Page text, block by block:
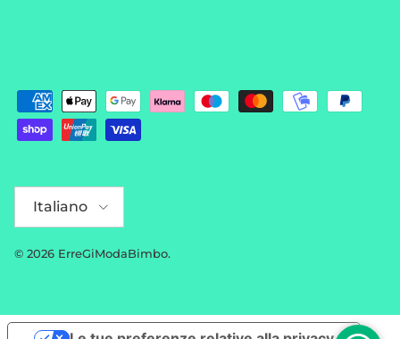
Italiano
© 2026 ErreGiModaBimbo.